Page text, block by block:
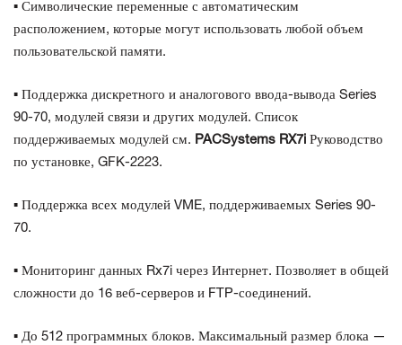
▪ Символические переменные с автоматическим
расположением, которые могут использовать любой объем
пользовательской памяти.
▪ Поддержка дискретного и аналогового ввода-вывода Series
90-70, модулей связи и других модулей. Список
поддерживаемых модулей см. PACSystems RX7i Руководство
по установке, GFK-2223.
▪ Поддержка всех модулей VME, поддерживаемых Series 90-
70.
▪ Мониторинг данных Rx7i через Интернет. Позволяет в общей
сложности до 16 веб-серверов и FTP-соединений.
▪ До 512 программных блоков. Максимальный размер блока —